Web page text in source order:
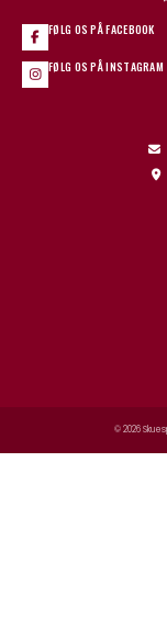
FØLG OS PÅ FACEBOOK
FØLG OS PÅ INSTAGRAM
© 2026